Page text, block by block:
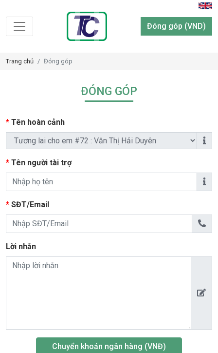
Đóng góp (VND)
Trang chủ Đóng góp
ĐÓNG GÓP
* Tên hoàn cảnh
* Tên người tài trợ
* SĐT/Email
Lời nhắn
Chuyển khoản ngân hàng (VNĐ)